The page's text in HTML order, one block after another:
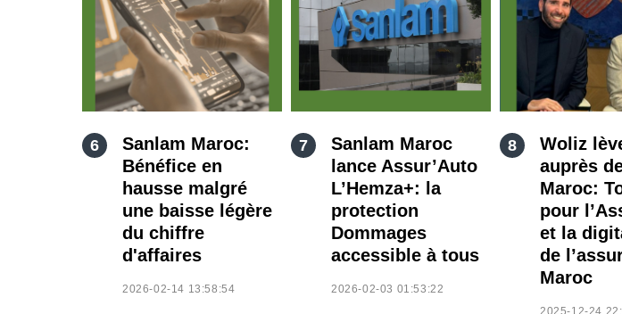
Sanlam Maroc:
Bénéfice en
hausse malgré
une baisse légère
du chiffre
d'affaires
2026-02-14 13:58:54
Sanlam Maroc
lance Assur’Auto
L’Hemza+: la
protection
Dommages
accessible à tous
2026-02-03 01:53:22
Woliz
auprès
Maroc:
pour
et la
de
Maroc
2025-12-24